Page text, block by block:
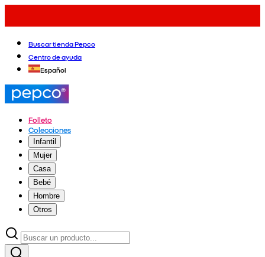
Buscar tienda Pepco
Centro de ayuda
Español
Folleto
Colecciones
Infantil
Mujer
Casa
Bebé
Hombre
Otros